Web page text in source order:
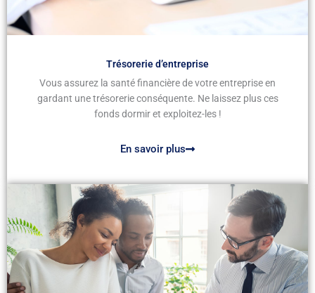
Trésorerie d’entreprise
Vous assurez la santé financière de votre entreprise en
gardant une trésorerie conséquente. Ne laissez plus ces
fonds dormir et exploitez-les !
En savoir plus